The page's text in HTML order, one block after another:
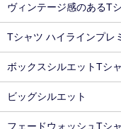
ヴィンテージ感のあるT
Tシャツ ハイラインプレ
ボックスシルエットTシ
ビッグシルエット
フェードウォッシュTシ